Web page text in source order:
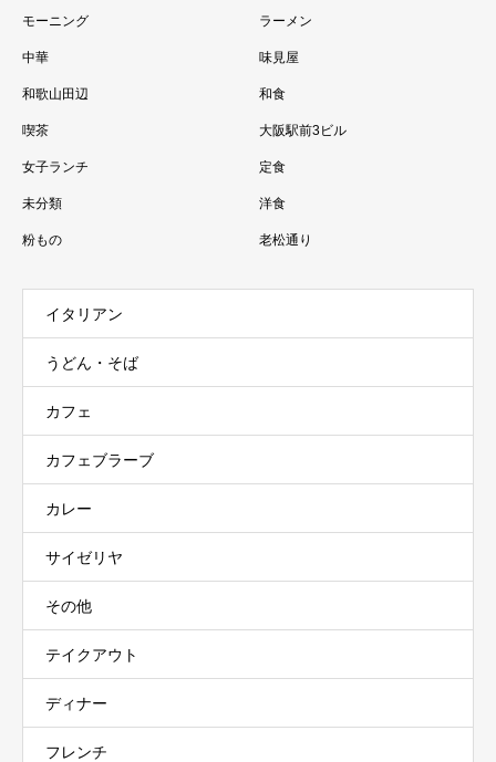
モーニング ラーメン
中華 味見屋
和歌山田辺 和食
喫茶 大阪駅前3ビル
女子ランチ 定食
未分類 洋食
粉もの 老松通り
イタリアン
うどん・そば
カフェ
カフェブラーブ
カレー
サイゼリヤ
その他
テイクアウト
ディナー
フレンチ